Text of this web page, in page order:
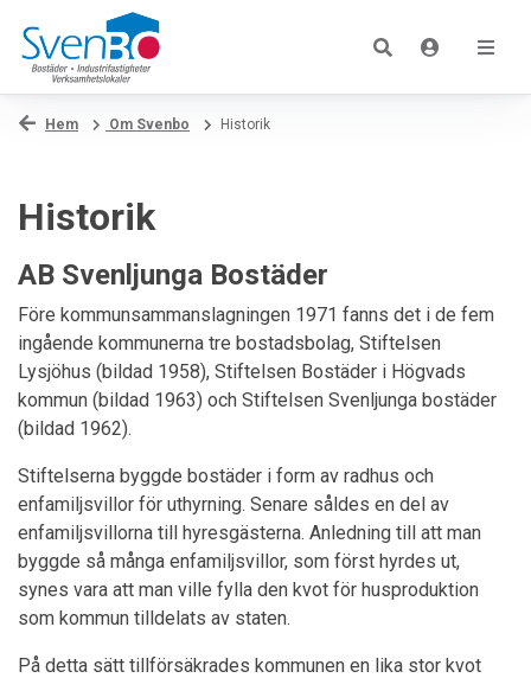
Hem Om Svenbo Historik
Historik
AB Svenljunga Bostäder
Före kommunsammanslagningen 1971 fanns det i de fem
ingående kommunerna tre bostadsbolag, Stiftelsen
Lysjöhus (bildad 1958), Stiftelsen Bostäder i Högvads
kommun (bildad 1963) och Stiftelsen Svenljunga bostäder
(bildad 1962).
Stiftelserna byggde bostäder i form av radhus och
enfamiljsvillor för uthyrning. Senare såldes en del av
enfamiljsvillorna till hyresgästerna. Anledning till att man
byggde så många enfamiljsvillor, som först hyrdes ut,
synes vara att man ville fylla den kvot för husproduktion
som kommun tilldelats av staten.
På detta sätt tillförsäkrades kommunen en lika stor kvot